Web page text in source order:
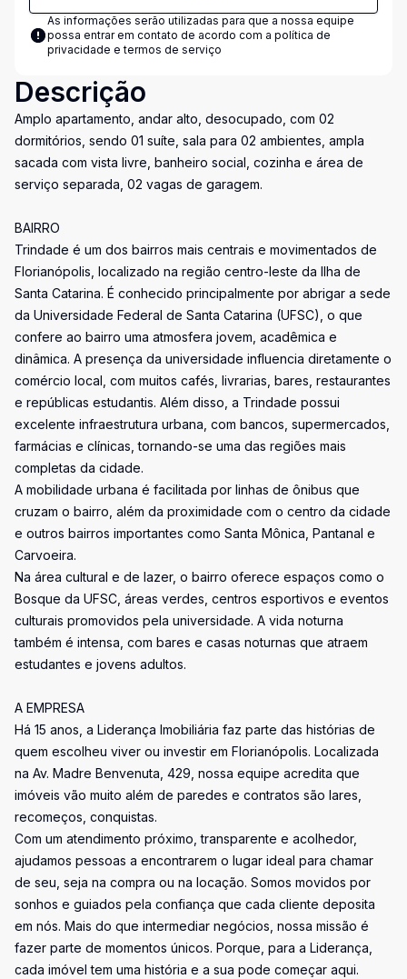
As informações serão utilizadas para que a nossa equipe
possa entrar em contato de acordo com a política de
privacidade e termos de serviço
Descrição
Amplo apartamento, andar alto, desocupado, com 02
dormitórios, sendo 01 suíte, sala para 02 ambientes, ampla
sacada com vista livre, banheiro social, cozinha e área de
serviço separada, 02 vagas de garagem.
BAIRRO
Trindade é um dos bairros mais centrais e movimentados de
Florianópolis, localizado na região centro-leste da Ilha de
Santa Catarina. É conhecido principalmente por abrigar a sede
da Universidade Federal de Santa Catarina (UFSC), o que
confere ao bairro uma atmosfera jovem, acadêmica e
dinâmica. A presença da universidade influencia diretamente o
comércio local, com muitos cafés, livrarias, bares, restaurantes
e repúblicas estudantis. Além disso, a Trindade possui
excelente infraestrutura urbana, com bancos, supermercados,
farmácias e clínicas, tornando-se uma das regiões mais
completas da cidade.
A mobilidade urbana é facilitada por linhas de ônibus que
cruzam o bairro, além da proximidade com o centro da cidade
e outros bairros importantes como Santa Mônica, Pantanal e
Carvoeira.
Na área cultural e de lazer, o bairro oferece espaços como o
Bosque da UFSC, áreas verdes, centros esportivos e eventos
culturais promovidos pela universidade. A vida noturna
também é intensa, com bares e casas noturnas que atraem
estudantes e jovens adultos.
A EMPRESA
Há 15 anos, a Liderança Imobiliária faz parte das histórias de
quem escolheu viver ou investir em Florianópolis. Localizada
na Av. Madre Benvenuta, 429, nossa equipe acredita que
imóveis vão muito além de paredes e contratos são lares,
recomeços, conquistas.
Com um atendimento próximo, transparente e acolhedor,
ajudamos pessoas a encontrarem o lugar ideal para chamar
de seu, seja na compra ou na locação. Somos movidos por
sonhos e guiados pela confiança que cada cliente deposita
em nós. Mais do que intermediar negócios, nossa missão é
fazer parte de momentos únicos. Porque, para a Liderança,
cada imóvel tem uma história e a sua pode começar aqui.